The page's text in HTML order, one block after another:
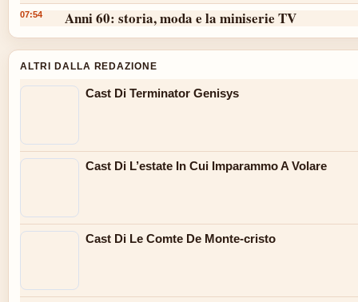
07:54 Anni 60: storia, moda e la miniserie TV
ALTRI DALLA REDAZIONE
Cast Di Terminator Genisys
Cast Di L’estate In Cui Imparammo A Volare
Cast Di Le Comte De Monte-cristo